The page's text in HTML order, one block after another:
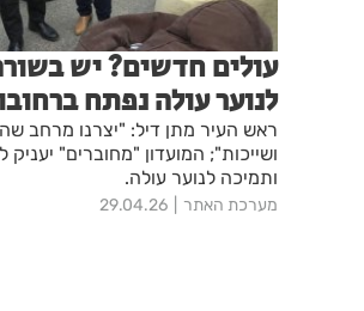
עולים חדשים? יש
לנוער עולה נפתח
ראש העיר מתן דיל: "יצרנו מרחב
ושייכות"; המועדון "מחוברים" יעניק
ותמיכה לנוער עולה.
מערכת האתר 29.04.26